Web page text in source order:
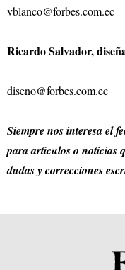
vblanco@forbes.com.ec
Ricardo Salvador,
diseno@forbes.com.ec
Siempre nos interesa el
para artículos o noticias
dudas y correcciones